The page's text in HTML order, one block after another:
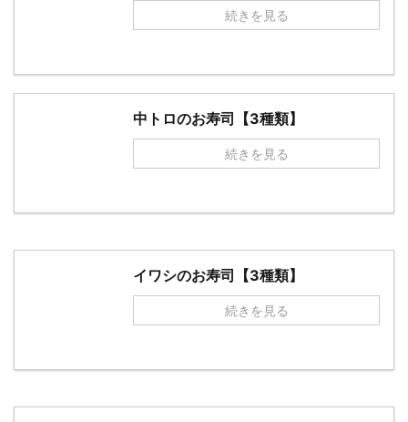
続きを見る
中トロのお寿司【3種類】
続きを見る
イワシのお寿司【3種類】
続きを見る